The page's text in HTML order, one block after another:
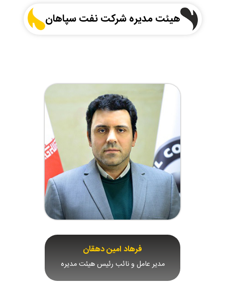
هیئت مدیره شرکت نفت سپاهان
فرهاد امین دهقان
مدیر عامل و نائب رئیس هیئت مدیره